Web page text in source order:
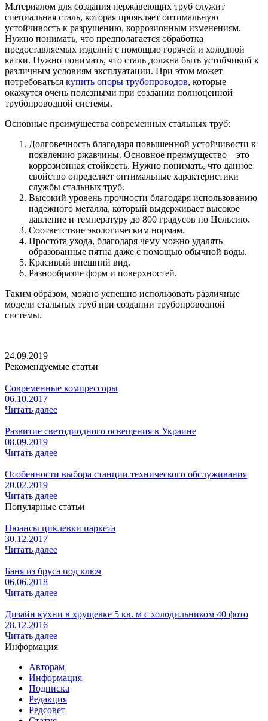
Материалом для создания нержавеющих труб служит
специальная сталь, которая проявляет оптимальную
устойчивость к разрушению, коррозионным изменениям.
Нужно понимать, что предполагается обработка
предоставляемых изделий с помощью горячей и холодной
катки. Нужно понимать, что сталь должна быть устойчивой к
различным условиям эксплуатации. При этом может
потребоваться купить опоры трубопроводов, которые
окажутся очень полезными при создании полноценной
трубопроводной системы.
Основные преимущества современных стальных труб:
Долговечность благодаря повышенной устойчивости к
появлению ржавчины. Основное преимущество – это
коррозионная стойкость. Нужно понимать, что данное
свойство определяет оптимальные характеристики
службы стальных труб.
Высокий уровень прочности благодаря использованию
надежного металла, который выдерживает высокое
давление и температуру до 800 градусов по Цельсию.
Соответствие экологическим нормам.
Простота ухода, благодаря чему можно удалять
образованные пятна даже с помощью обычной воды.
Красивый внешний вид.
Разнообразие форм и поверхностей.
Таким образом, можно успешно использовать различные
модели стальных труб при создании трубопроводной
системы.
24.09.2019
Рекомендуемые статьи
Современные компрессоры
06.10.2017
Читать далее
Развитие светодиодного освещения в Украине
08.09.2019
Читать далее
Особенности выбора станции технического обслуживания
20.02.2019
Читать далее
Популярные статьи
Нюансы циклевки паркета
30.12.2017
Читать далее
Баня из бруса под ключ
06.06.2018
Читать далее
Дизайн кухни в хрущевке 5 кв. м с холодильником 40 фото
28.12.2016
Читать далее
Информация
Авторам
Информация
Подписка
Редакция
Редсовет